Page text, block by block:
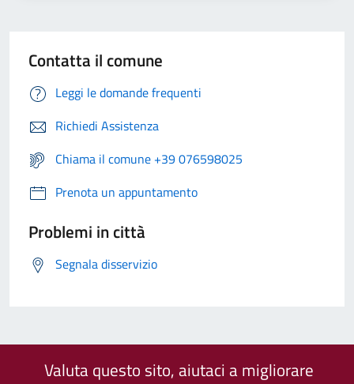
Contatta il comune
Leggi le domande frequenti
Richiedi Assistenza
Chiama il comune +39 076598025
Prenota un appuntamento
Problemi in città
Segnala disservizio
Valuta questo sito, aiutaci a migliorare